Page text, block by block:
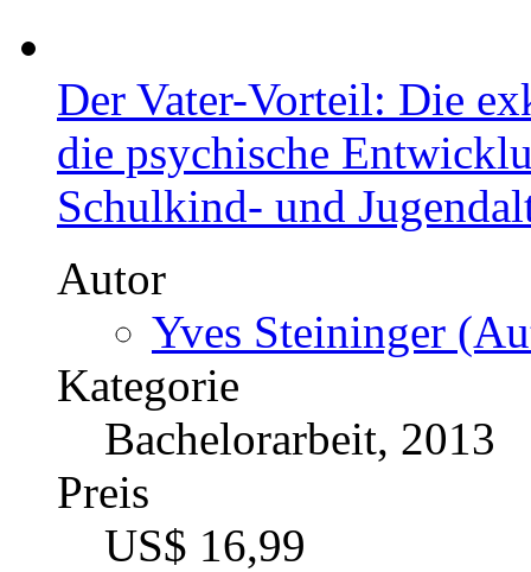
Der Vater-Vorteil: Die
die psychische
Schulkind- und
Autor
Yves Steininger
Kategorie
Bachelorarbeit, 2013
Preis
US$ 16,99